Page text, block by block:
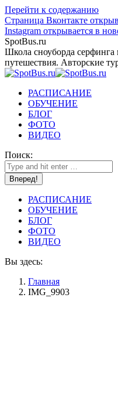
Перейти к содержанию
Страница Вконтакте
Instagram открывается в
SpotBus.ru
Школа сноуборда
путешествия. Авторские
РАСПИСАНИЕ
ОБУЧЕНИЕ
БЛОГ
ФОТО
ВИДЕО
Поиск:
РАСПИСАНИЕ
ОБУЧЕНИЕ
БЛОГ
ФОТО
ВИДЕО
Вы здесь:
Главная
IMG_9903